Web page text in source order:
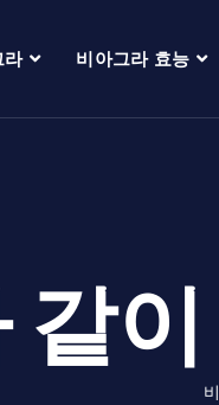
라 비아그라 효능
같